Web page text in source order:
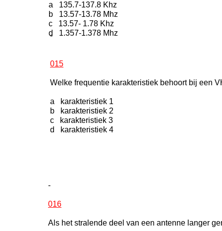
a 135.7-137.8 Khz
b 13.57-13.78 Mhz
c 13.57- 1.78 Khz
d 1.357-1.378 Mhz
-
015
Welke frequentie karakteristiek behoort bij een
a karakteristiek 1
b karakteristiek 2
c karakteristiek 3
d karakteristiek 4
-
016
Als het stralende deel van een antenne langer